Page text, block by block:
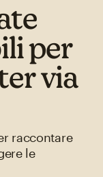
per
via
raccontare
le